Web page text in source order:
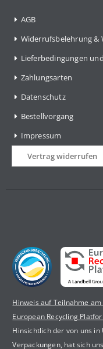
AGB
Widerrufsbelehrung
Lieferbedingungen
Zahlungsarten
Datenschutz
Bestellvorgang
Impressum
Vertrag widerrufen
Hinweis auf Teilnahme
European Recycling
Hinsichtlich der von uns
Verpackungen, hat sich